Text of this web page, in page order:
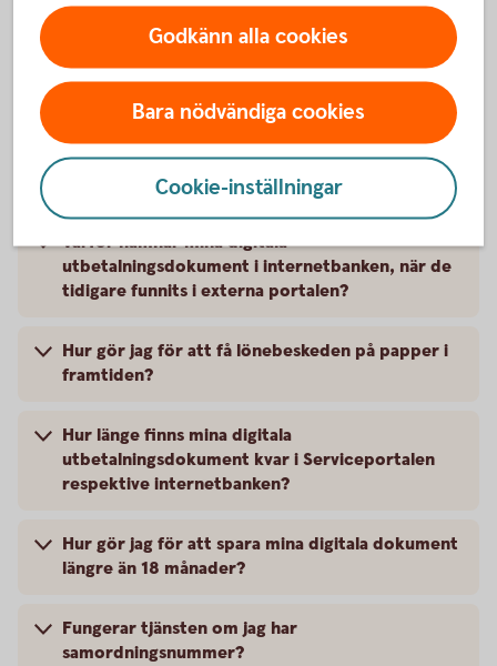
som är äldre än 18 månader?
Jag är kund i Nordea och hittar inte mina
digitala dokument?
Det saknas information eller är fel informationen
på mitt lönebesked?
Varför hamnar mina digitala
utbetalningsdokument i internetbanken, när de
tidigare funnits i externa portalen?
Hur gör jag för att få lönebeskeden på papper i
framtiden?
Hur länge finns mina digitala
utbetalningsdokument kvar i Serviceportalen
respektive internetbanken?
Hur gör jag för att spara mina digitala dokument
längre än 18 månader?
Fungerar tjänsten om jag har
samordningsnummer?
Godkänn alla cookies
Bara nödvändiga cookies
Cookie-inställningar